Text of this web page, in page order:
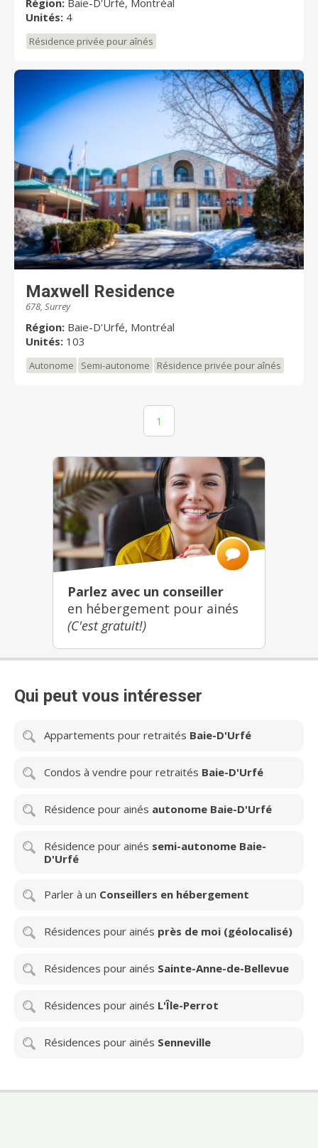
Unités: 4
Résidence privée pour aînés
Maxwell Residence
678, Surrey
Région: Baie-D'Urfé, Montréal
Unités: 103
Autonome Semi-autonome Résidence privée pour aînés
1
Parlez avec un conseiller
en hébergement pour ainés
(C'est gratuit!)
Qui peut vous intéresser
Appartements pour retraités Baie-D'Urfé
Condos à vendre pour retraités Baie-D'Urfé
Résidence pour ainés autonome Baie-D'Urfé
Résidence pour ainés semi-autonome Baie-
D'Urfé
Parler à un Conseillers en hébergement
Résidences pour ainés près de moi (géolocalisé)
Résidences pour ainés Sainte-Anne-de-Bellevue
Résidences pour ainés L'Île-Perrot
Résidences pour ainés Senneville